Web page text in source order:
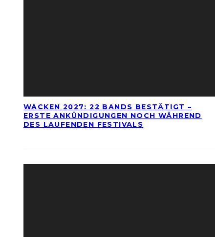
WACKEN 2027: 22 BANDS BESTÄTIGT –
ERSTE ANKÜNDIGUNGEN NOCH WÄHREND
DES LAUFENDEN FESTIVALS